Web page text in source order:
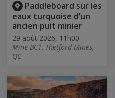
Paddleboard sur les
eaux turquoise d’un
ancien puit minier
29 août 2026, 11h00
Mine BC1, Thetford Mines,
QC